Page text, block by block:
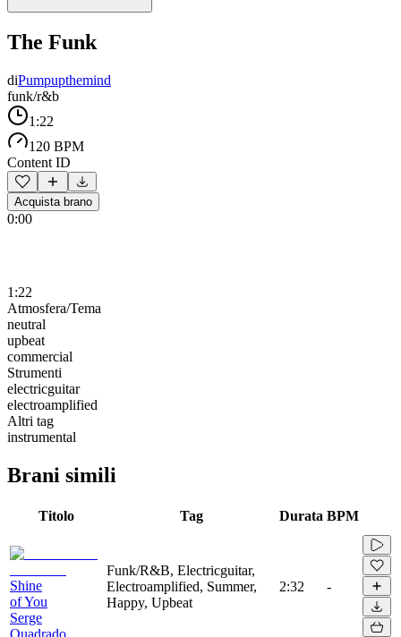
The Funk
diPumpupthemind
funk/r&b
1:22
120 BPM
Content ID
Acquista brano
0:00
1:22
Atmosfera/Tema
neutral
upbeat
commercial
Strumenti
electricguitar
electroamplified
Altri tag
instrumental
Brani simili
Titolo Tag Durata BPM
Shine
of You
Serge
Quadrado
Funk/R&B, Electricguitar,
Electroamplified, Summer,
Happy, Upbeat
2:32 -